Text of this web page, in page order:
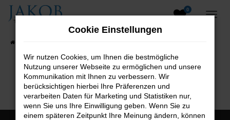
Zum
0
B2B-Shop
Cookie Einstellungen
Wir nutzen Cookies, um Ihnen die bestmögliche
Nutzung unserer Webseite zu ermöglichen und unsere
Kommunikation mit Ihnen zu verbessern. Wir
berücksichtigen hierbei Ihre Präferenzen und
verarbeiten Daten für Marketing und Statistiken nur,
wenn Sie uns Ihre Einwilligung geben. Wenn Sie zu
einem späteren Zeitpunkt Ihre Meinung ändern, können